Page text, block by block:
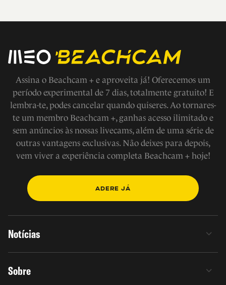
Assina o Beachcam + e aproveita já! Oferecemos um
período experimental de 7 dias, totalmente gratuito! E
lembra-te, podes cancelar quando quiseres. Ao tornares-
te um membro Beachcam +, ganhas acesso ilimitado e
sem anúncios às nossas livecams, além de uma série de
outras vantagens exclusivas. Não deixes para depois,
vem viver a experiência completa Beachcam + hoje!
ADERE JÁ
Notícias
Sobre